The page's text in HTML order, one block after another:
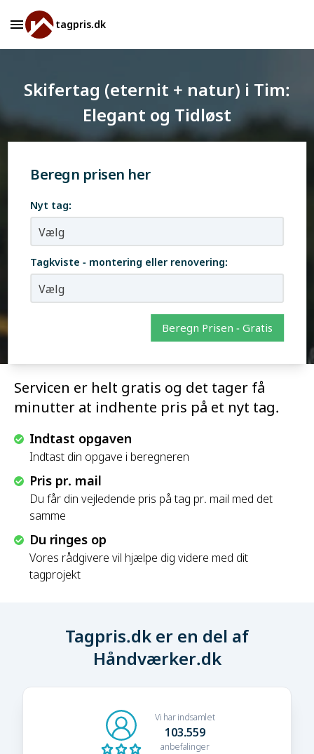
tagpris.dk
Skifertag (eternit + natur) i Tim:
Elegant og Tidløst
Servicen er helt gratis og det tager få
minutter at indhente pris på et nyt tag.
Indtast opgaven
Indtast din opgave i beregneren
Pris pr. mail
Du får din vejledende pris på tag pr. mail med det
samme
Du ringes op
Vores rådgivere vil hjælpe dig videre med dit
tagprojekt
Beregn prisen her
Nyt tag:
Tagkviste - montering eller renovering:
Beregn Prisen - Gratis
Tagpris.dk er en del af
Håndværker.dk
Vi har indsamlet
103.559
anbefalinger